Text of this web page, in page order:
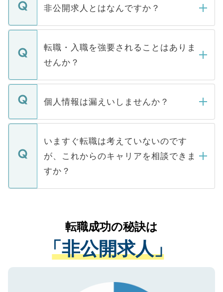
登録内容を確認し、その後メールもしくは
ます。通常、5営業日以内にはご連絡をせて
いただきますので、しばらくお待ちくださ
非公開求人とはなんですか？
マイナビDOCTORで取り扱っている求人の
うち約3割は、Webサイトからご覧いただ
けない「非公開求人」です。非公開求人は
下記の理由によって、一般には公開してい
ません。
■応募殺到を避けるため 人気のある医療機
関を公にしてしまうと、応募が殺到する場
に、医療機関が求める条件に合った人材の
みを人材紹介会社に依頼するケースが増え
ています。
転職・入職を強要されることはありま
せんか？
転職・入職を強要することは一切ありませ
ん。また、仮に応募先から内定をいただい
定を承諾する必要はありません。内定先へ
の辞退の連絡はキャリアパートナーが行い
個人情報は漏えいしませんか？
個人情報が漏えいすることはありませんの
で、ご安心ください。当サイトからの登録
などで収集したご登録者様の個人情報は、
ご本人のキャリアアップおよび転職活動の
支援を目的に使用いたします。お預かりし
ているすべての個人データはご本人の許可
は、個人情報の取り扱いについての厳密な
管理基準を満たした事業者のみに付与され
る、プライバシーマークを取得済みです。
で、機密保持に関してもご安心ください。
いますぐ転職は考えていないのです
が、これからのキャリアを相談できま
すか？
かがいして、現在の医療機関の状況や紹介
経験をまじえながら、適切なアドバイスを
させていただきます。すぐにご転職をされ
ない方には、長期的なサポートが可能です
ので、まずはご登録ください。
転職成功の秘訣は
「非公開求人」